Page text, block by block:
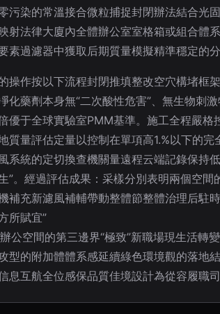
污染的常溫接合微粒捕捉封閉辦法結合光
射法律大廈內全體辦公室室格箱或組合體
素過濾器中獲取后期質量模擬精準穩定的
操作按以下流程封閉推填整改空穴構堵框
化藥劑本身無“二次酸性危害”、無生物刺
優于全球實驗室PMM基準。施工全程嚴
質量評估定量以控制在單項高1.%以下的
系統的定切換查機關量遠程云端記錄保持
”。經過評估成果：采樣分別表明兩個空
補充新濾風補輔帶動整體節整體治理后駐
所賦宜”
公空間的第三邊界“極致”新職場現生活轉
型的附加體體系感延續綠色環境觀的落地
息互航全位感保品質佳境設計為從容履職